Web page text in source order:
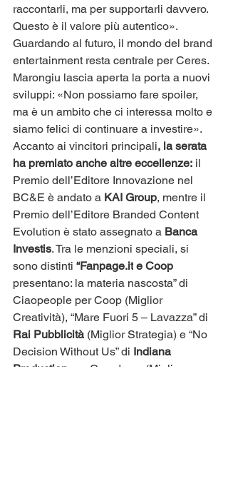
raccontarli, ma per supportarli davvero.
Questo è il valore più autentico».
Guardando al futuro, il mondo del brand
entertainment resta centrale per Ceres.
Marongiu lascia aperta la porta a nuovi
sviluppi: «Non possiamo fare spoiler,
ma è un ambito che ci interessa molto e
siamo felici di continuare a investire».
Accanto ai vincitori principali, la serata
ha premiato anche altre eccellenze: il
Premio dell’Editore Innovazione nel
BC&E è andato a KAI Group, mentre il
Premio dell’Editore Branded Content
Evolution è stato assegnato a Banca
Investis. Tra le menzioni speciali, si
sono distinti “Fanpage.it e Coop
presentano: la materia nascosta” di
Ciaopeople per Coop (Miglior
Creatività), “Mare Fuori 5 – Lavazza” di
Rai Pubblicità (Miglior Strategia) e “No
Decision Without Us” di Indiana
Production
per Coordown (Miglior